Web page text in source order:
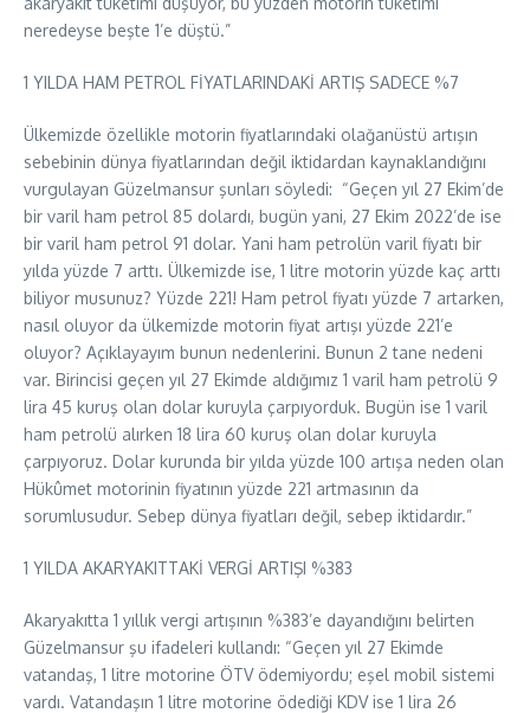
neredeyse beşte 1’e düştü.”
1 YILDA HAM PETROL FİYATLARINDAKİ ARTIŞ SADECE %7
Ülkemizde özellikle motorin fiyatlarındaki olağanüstü artışın
sebebinin dünya fiyatlarından değil iktidardan kaynaklandığını
vurgulayan Güzelmansur şunları söyledi: “Geçen yıl 27 Ekim’de
bir varil ham petrol 85 dolardı, bugün yani, 27 Ekim 2022’de ise
bir varil ham petrol 91 dolar. Yani ham petrolün varil fiyatı bir
yılda yüzde 7 arttı. Ülkemizde ise, 1 litre motorin yüzde kaç arttı
biliyor musunuz? Yüzde 221! Ham petrol fiyatı yüzde 7 artarken,
nasıl oluyor da ülkemizde motorin fiyat artışı yüzde 221’e
oluyor? Açıklayayım bunun nedenlerini. Bunun 2 tane nedeni
var. Birincisi geçen yıl 27 Ekimde aldığımız 1 varil ham petrolü 9
lira 45 kuruş olan dolar kuruyla çarpıyorduk. Bugün ise 1 varil
ham petrolü alırken 18 lira 60 kuruş olan dolar kuruyla
çarpıyoruz. Dolar kurunda bir yılda yüzde 100 artışa neden olan
Hükûmet motorinin fiyatının yüzde 221 artmasının da
sorumlusudur. Sebep dünya fiyatları değil, sebep iktidardır.”
1 YILDA AKARYAKITTAKİ VERGİ ARTIŞI %383
Akaryakıtta 1 yıllık vergi artışının %383’e dayandığını belirten
Güzelmansur şu ifadeleri kullandı: “Geçen yıl 27 Ekimde
vatandaş, 1 litre motorine ÖTV ödemiyordu; eşel mobil sistemi
vardı. Vatandaşın 1 litre motorine ödediği KDV ise 1 lira 26